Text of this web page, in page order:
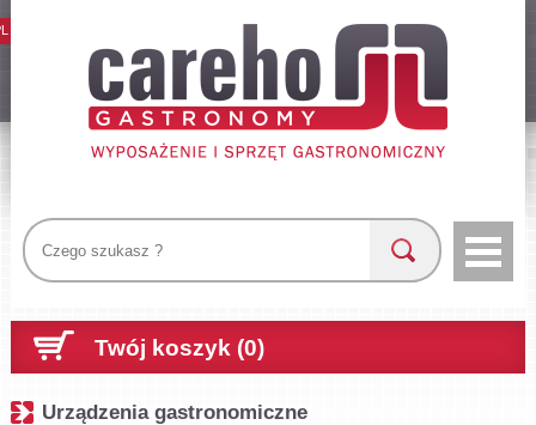
Twój koszyk (0)
Urządzenia gastronomiczne